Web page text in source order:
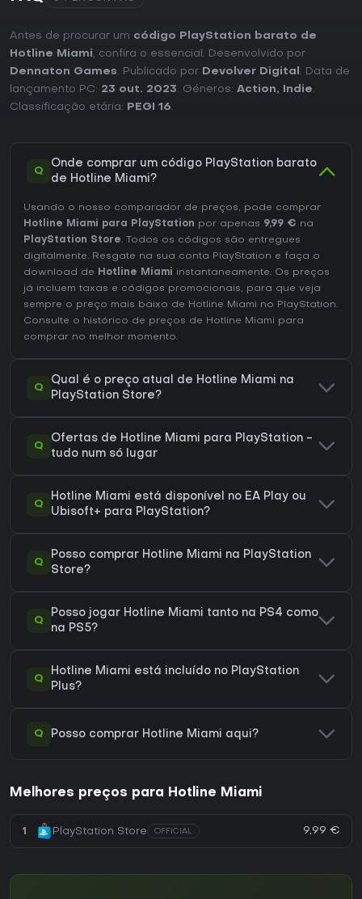
Antes de procurar um código PlayStation barato de
Hotline Miami, confira o essencial. Desenvolvido por
Dennaton Games. Publicado por Devolver Digital . Data de
lançamento PC: 23 out. 2023. Géneros: Action, Indie.
Classificação etária:
PEGI 16.
Q
Onde comprar um código PlayStation barato
de Hotline Miami?
Usando o nosso comparador de preços, pode comprar
Hotline Miami para PlayStation por apenas 9,99 € na
PlayStation Store. Todos os códigos são entregues
digitalmente. Resgate na sua conta PlayStation e faça o
download de Hotline Miami
instantaneamente. Os preços
já incluem taxas e códigos promocionais, para que veja
sempre o preço mais baixo de Hotline Miami no PlayStation.
Consulte o histórico de preços de Hotline Miami para
comprar no melhor momento.
Q
Qual é o preço atual de Hotline Miami na
PlayStation Store?
Q
Ofertas de Hotline Miami para PlayStation -
tudo num só lugar
Q
Hotline Miami está disponível no EA Play ou
Ubisoft+ para PlayStation?
Q
Posso comprar Hotline Miami na PlayStation
Store?
Q
Posso jogar Hotline Miami tanto na PS4 como
na PS5?
Q
Hotline Miami está incluído no PlayStation
Plus?
Q Posso comprar Hotline Miami aqui?
Melhores preços para Hotline Miami
1 PlayStation Store OFFICIAL 9,99 €